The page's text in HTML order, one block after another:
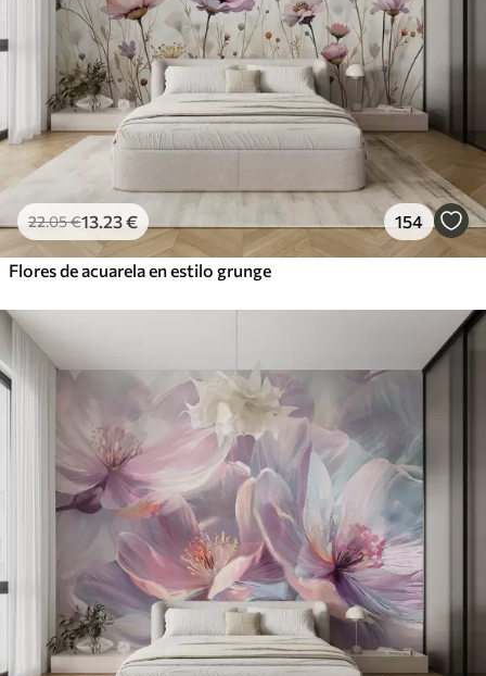
22.05€13 .23€ 154
Flores de acuarela en estilo grunge